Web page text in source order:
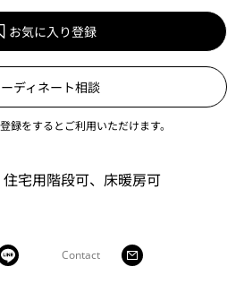
お気に入り登録
ディネート相談
をするとご利用いただけます。
宅用階段可、床暖房可
Contact